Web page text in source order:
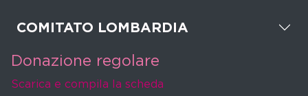
COMITATO LOMBARDIA
Donazione regolare
Scarica e compila la scheda